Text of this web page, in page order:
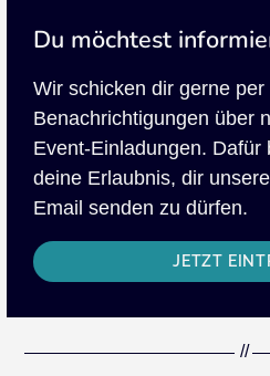
Du möchtest
Wir schicken dir gerne per
Benachrichtigungen über
Event-Einladungen. Dafür
deine Erlaubnis, dir
Email senden zu dürfen.
JETZT